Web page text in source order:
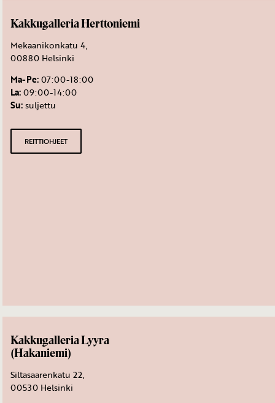
Kakkugalleria Herttoniemi
Mekaanikonkatu 4,
00880 Helsinki
Ma-Pe:07:00-18:00
La:09:00-14:00
Su:suljettu
REITTIOHJEET
Kakkugalleria Lyyra
(Hakaniemi)
Siltasaarenkatu 22,
00530 Helsinki